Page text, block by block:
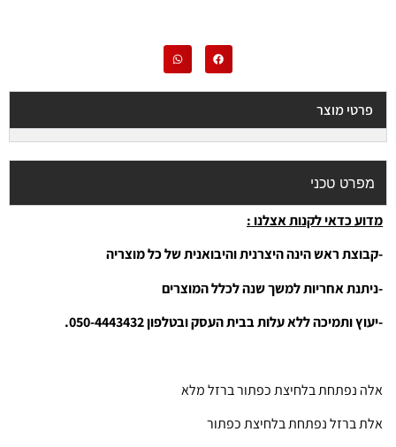
פרטי מוצר
מפרט טכני
מדוע כדאי לקנות אצלנו :
-קבוצת ראש הינה היצרנית והיבואנית של כל מוצריה
-ניתנת אחריות למשך שנה לכלל המוצרים
-יעוץ ותמיכה ללא עלות בבית העסק ובטלפון 050-4443432.
אלה נפתחת בלחיצת כפתור ברזל מלא
אלת ברזל נפתחת בלחיצת כפתור